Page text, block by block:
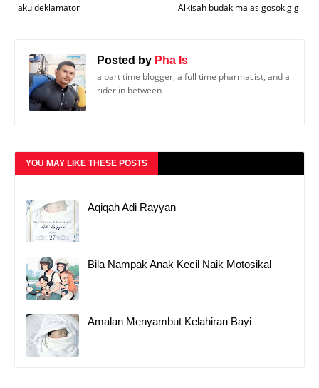
Alkisah budak malas gosok gigi
aku deklamator
Posted by Pha Is
a part time blogger, a full time pharmacist, and a
rider in between
YOU MAY LIKE THESE POSTS
Aqiqah Adi Rayyan
Bila Nampak Anak Kecil Naik Motosikal
Amalan Menyambut Kelahiran Bayi